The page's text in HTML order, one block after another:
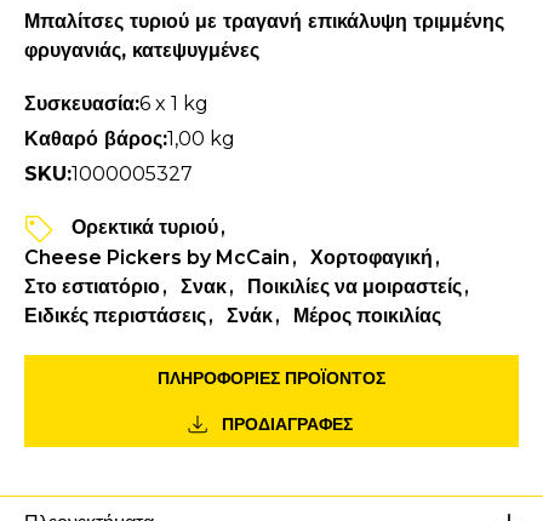
Μπαλίτσες τυριού με τραγανή επικάλυψη τριμμένης
φρυγανιάς, κατεψυγμένες
Συσκευασία:6 x 1 kg
Καθαρό βάρος:1,00 kg
SKU:1000005327
Ορεκτικά τυριού
Cheese Pickers by McCain
Χορτοφαγική
Στο εστιατόριο
Σνακ
Ποικιλίες να μοιραστείς
Ειδικές περιστάσεις
Σνάκ Μέρος ποικιλίας
ΠΛΗΡΟΦΟΡΙΕΣ ΠΡΟΪΌΝΤΟΣ
ΠΡΟΔΙΑΓΡΑΦΕΣ